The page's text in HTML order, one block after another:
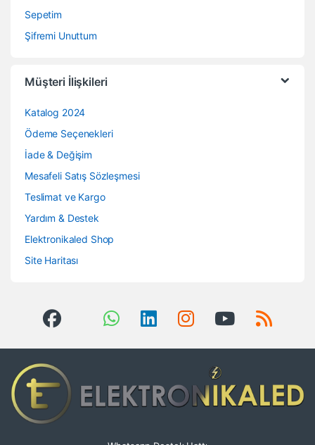
Sepetim
Şifremi Unuttum
Müşteri İlişkileri
Katalog 2024
Ödeme Seçenekleri
İade & Değişim
Mesafeli Satış Sözleşmesi
Teslimat ve Kargo
Yardım & Destek
Elektronikaled Shop
Site Haritası